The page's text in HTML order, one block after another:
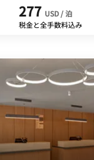
277 USD / 泊
税金と全手数料込み